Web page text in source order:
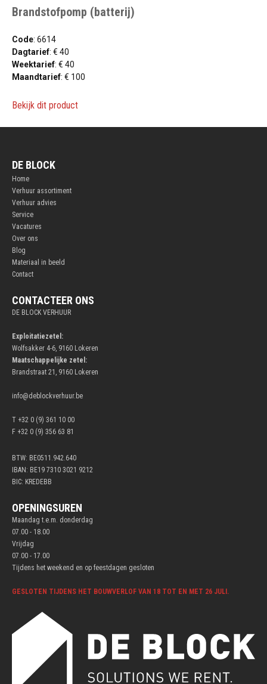
Brandstofpomp (batterij)
Code: 6614
Dagtarief: € 40
Weektarief: € 40
Maandtarief: € 100
Bekijk dit product
DE BLOCK
Home
Verhuur assortiment
Verhuur advies
Service
Vacatures
Over ons
Blog
Materiaal in beeld
Contact
CONTACTEER ONS
DE BLOCK VERHUUR
Exploitatiezetel:
Wolfsakker 4-6, 9160 Lokeren
Maatschappelijke zetel:
Brandstraat 21, 9160 Lokeren
info@deblockverhuur.be
T +32 0 (9) 361 10 00
F +32 0 (9) 356 63 81
BTW: BE0511.942.640
IBAN: BE19 7310 3021 9212
BIC: KREDEBB
OPENINGSUREN
Maandag t.e.m. donderdag
07.00 - 18.00
Vrijdag
07.00 - 17.00
Tijdens het weekend en op feestdagen gesloten
GESLOTEN TIJDENS HET BOUWVERLOF VAN 18 TOT EN MET 26 JULI.